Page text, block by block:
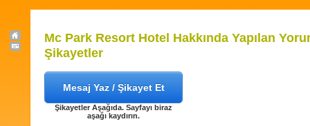
Mc Park Resort Hotel Hakkında Yapılan
Şikayetler
Mesaj Yaz / Şikayet Et
Şikayetler Aşağıda. Sayfayı biraz
aşağı kaydırın.